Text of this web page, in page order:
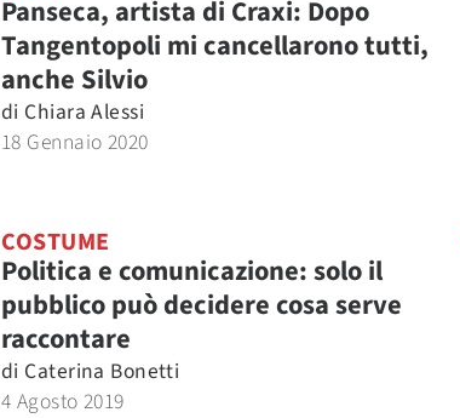
Panseca, artista di Craxi: Dopo
Tangentopoli mi cancellarono tutti,
anche Silvio
di Chiara Alessi
18 Gennaio 2020
COSTUME
Politica e comunicazione: solo il
pubblico può decidere cosa serve
raccontare
di Caterina Bonetti
4 Agosto 2019